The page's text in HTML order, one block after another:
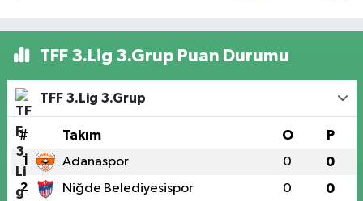
TFF 3.Lig 3.Grup Puan Durumu
TFF 3.Lig 3.Grup
# Takım O P
1 Adanaspor 0 0
2 Niğde Belediyesispor 0 0